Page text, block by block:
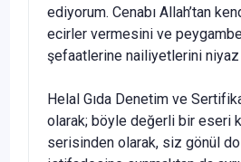
ediyorum. Cenabı Allah’tan
ecirler vermesini ve
şefaatlerine nailiyetlerini
Helal Gıda Denetim ve
olarak; böyle değerli bir eseri
serisinden olarak, siz gönül